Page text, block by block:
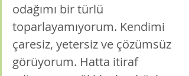
odağımı bir türlü
toparlayamıyorum. Kendimi
çaresiz, yetersiz ve çözümsüz
görüyorum. Hatta itiraf